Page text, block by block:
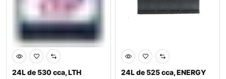
24L de 530 cca, LTH 24L de 525 cca, ENERGY